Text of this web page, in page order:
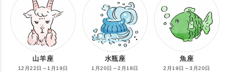
山羊座
12月22日～1月19日
水瓶座
1月20日～2月18日
魚座
2月19日～3月20日